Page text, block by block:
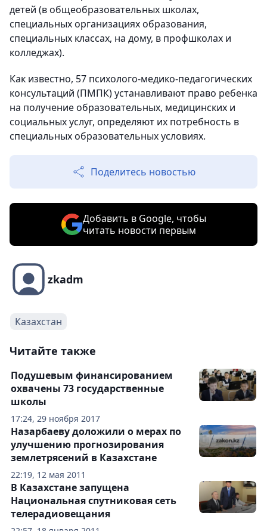
детей (в общеобразовательных школах,
специальных организациях образования,
специальных классах, на дому, в профшколах и
колледжах).
Как известно, 57 психолого-медико-педагогических
консультаций (ПМПК) устанавливают право ребенка
на получение образовательных, медицинских и
социальных услуг, определяют их потребность в
специальных образовательных условиях.
Поделитесь новостью
Добавить в Google, чтобы
читать новости первым
zkadm
Казахстан
Читайте также
17:24, 29 ноября 2017
Подушевым финансированием
охвачены 73 государственные
школы
22:19, 12 мая 2011
Назарбаеву доложили о мерах по
улучшению прогнозирования
землетрясений в Казахстане
В Казахстане запущена
Национальная спутниковая сеть
телерадиовещания